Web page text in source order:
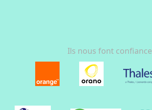
Ils nous font confiance